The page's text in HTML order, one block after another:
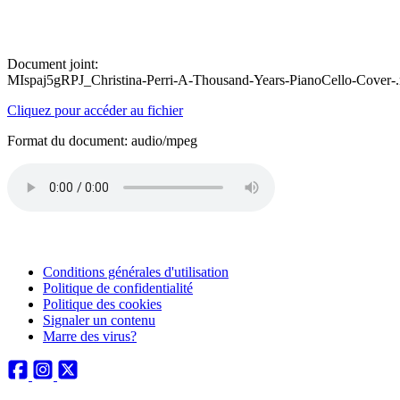
Document joint:
MIspaj5gRPJ_Christina-Perri-A-Thousand-Years-PianoCello-Cover-
Cliquez pour accéder au fichier
Format du document: audio/mpeg
Conditions générales d'utilisation
Politique de confidentialité
Politique des cookies
Signaler un contenu
Marre des virus?